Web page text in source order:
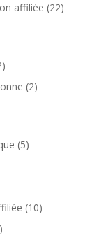
affiliée (22)
(2)
(5)
(10)